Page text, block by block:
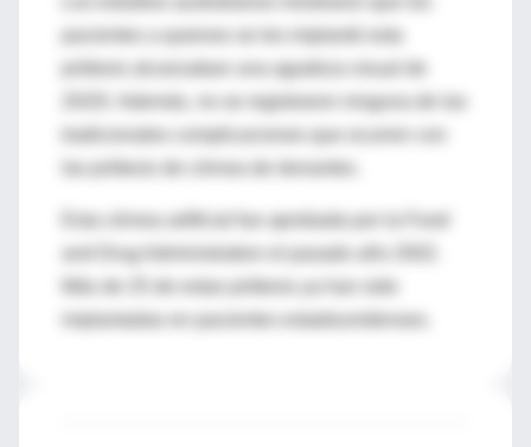
prótesis alcanzaban una agudeza visual de
20/20. Además, no se registraron ninguna de las
Esta córnea artificial fue aprobada por la Food
and Drug Administration el pasado año 2002.